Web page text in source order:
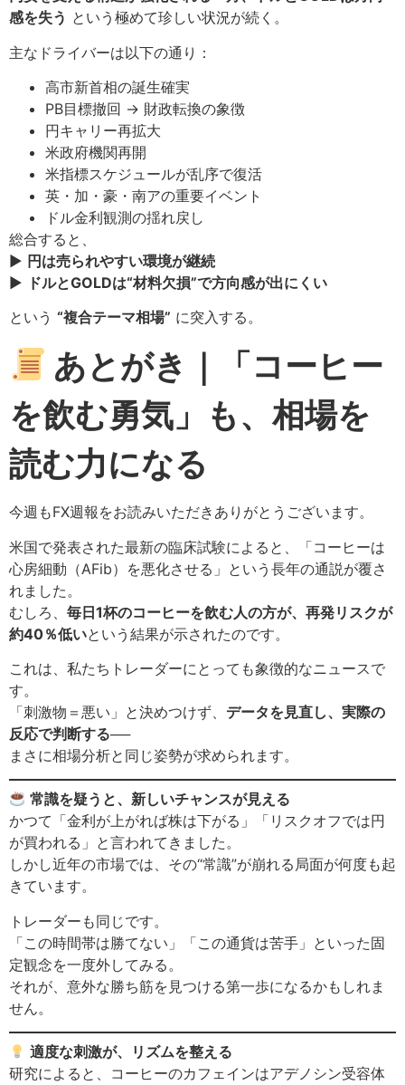
感を失う という極めて珍しい状況が続く。
主なドライバーは以下の通り：
高市新首相の誕生確実
PB目標撤回 → 財政転換の象徴
円キャリー再拡大
米政府機関再開
米指標スケジュールが乱序で復活
英・加・豪・南アの重要イベント
ドル金利観測の揺れ戻し
総合すると、
▶ 円は売られやすい環境が継続
▶ ドルとGOLDは“材料欠損”で方向感が出にくい
という “複合テーマ相場” に突入する。
あとがき｜「コーヒー
を飲む勇気」も、相場を
読む力になる
今週もFX週報をお読みいただきありがとうございます。
米国で発表された最新の臨床試験によると、「コーヒーは
心房細動（AFib）を悪化させる」という長年の通説が覆さ
れました。
むしろ、 毎日1杯のコーヒーを飲む人の方が、再発リスクが
約40％低いという結果が示されたのです。
これは、私たちトレーダーにとっても象徴的なニュースで
す。
「刺激物＝悪い」と決めつけず、 データを見直し、実際の
反応で判断する──
まさに相場分析と同じ姿勢が求められます。
常識を疑うと、新しいチャンスが見える
かつて「金利が上がれば株は下がる」「リスクオフでは円
が買われる」と言われてきました。
しかし近年の市場では、その“常識”が崩れる局面が何度も起
きています。
トレーダーも同じです。
「この時間帯は勝てない」「この通貨は苦手」といった固
定観念を一度外してみる。
それが、意外な勝ち筋を見つける第一歩になるかもしれま
せん。
適度な刺激が、リズムを整える
研究によると、コーヒーのカフェインはアデノシン受容体